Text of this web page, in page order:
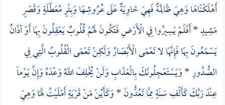
أَهْلَكْنَاهَا وَهِيَ ظَالِمَةٌ فَهِيَ خَاوِيَةٌ عَلَى عُرُوشِهَا وَبِئْرٍ مُعَطَّلَةٍ وَقَصْرٍ
مَشِيدٍ*أَفَلَمْ يَسِيرُوا فِي الْأَرْضِ فَتَكُونَ لَهُمْ قُلُوبٌ يَعْقِلُونَ بِهَا أَوْ آذَانٌ
يَسْمَعُونَ بِهَا فَإِنَّهَا لا تَعْمَى الْأَبْصَارُ وَلَكِنْ تَعْمَى الْقُلُوبُ الَّتِي فِي
الصُّدُورِ*وَيَسْتَعْجِلُونَكَ بِالْعَذَابِ وَلَنْ يُخْلِفَ اللَّهُ وَعْدَهُ وَإِنَّ يَوْماً
عِنْدَ رَبِّكَ كَأَلْفِ سَنَةٍ مِمَّا تَعُدُّونَ*وَكَأَيِّنْ مَنْ قَرْيَةٍ أَمْلَيْتُ لَهَا وَهِيَ